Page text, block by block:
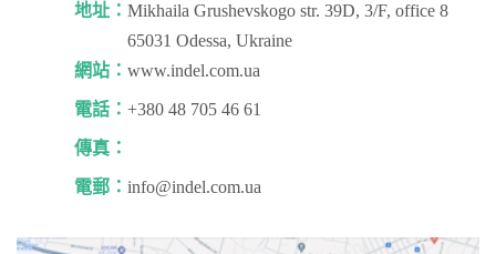
地址：Mikhaila Grushevskogo str. 39D, 3/F, office 8
65031 Odessa, Ukraine
網站：www.indel.com.ua
電話：+380 48 705 46 61
傳真：
電郵：info@indel.com.ua